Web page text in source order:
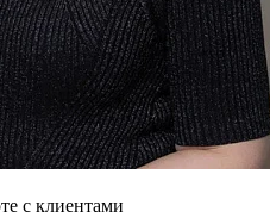
с клиентами